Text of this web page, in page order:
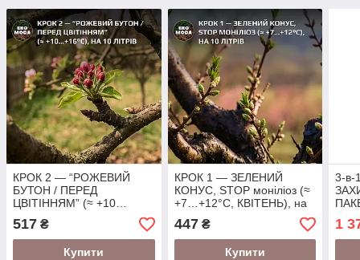
КРОК 2 — “РОЖЕВИЙ
БУТОН / ПЕРЕД
ЦВІТІННЯМ” (≈ +10…
+16°C, ТРАВЕНЬ), на 10
літрів (ЗЕРНЯТКОВІ)
517 ₴
Купити
КРОК 1 — ЗЕЛЕНИЙ
КОНУС, STOP моніліоз (≈
+7…+12°C, КВІТЕНЬ), на
447₴
Купити
3-
1